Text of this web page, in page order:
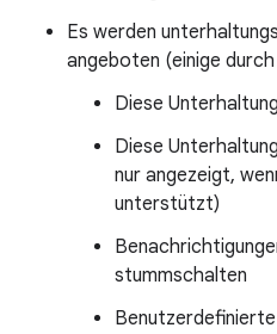
Es werden
angeboten (einige
Diese
Diese
nur angezeigt,
unterstützt)
stummschalten